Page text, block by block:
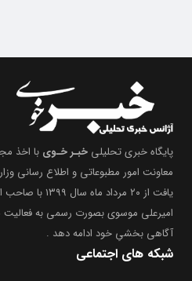
پایگاه خبری تحلیلی خبـر خـوی
معاونت امور مطبوعاتی و اطلاع رسانی
یافت از ۲۰
امیرعلی موسوی بصورت رسمی به فعالیت
آگاهی بخشیِ خود ادامه دهد .
شبکه های اجتماعی